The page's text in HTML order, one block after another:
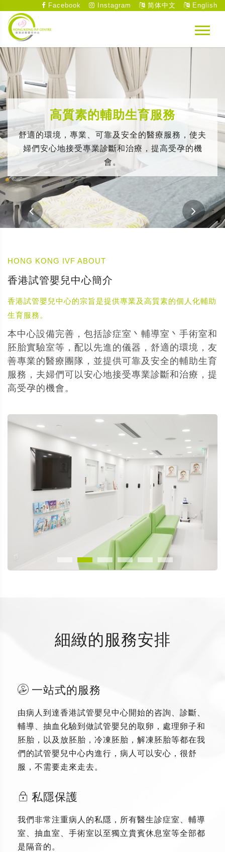
Facebook Instagram 简体中文 English
高質素的輔助生育服務
舒適的環境，專業、可靠及安全的醫療服務，使夫
婦們安心地接受專業診斷和治療，提高受孕的機
會。
HONG KONG IVF ABOUT
香港試管嬰兒中心簡介
香港試管嬰兒中心的宗旨是提供專業及高質素的個人化輔助
生育服務。
本中心設備完善，包括診症室丶輔導室丶手術室和
胚胎實驗室等，配以先進的儀器，舒適的環境，友
善專業的醫療團隊，並提供可靠及安全的輔助生育
服務，夫婦們可以安心地接受專業診斷和治療，提
高受孕的機會。
細緻的服務安排
一站式的服務
由病人到達香港試管嬰兒中心開始的咨詢、診斷、
輔導、抽血化驗到做試管嬰兒的取卵，處理卵子和
胚胎，以及放胚胎，冷凍胚胎，解凍胚胎等都在我
們的試管嬰兒中心内進行，病人可以安心，很舒
服，不需要走來走去。
私隱保護
我們非常注重病人的私隱，所有醫生診症室、輔導
室、抽血室、手術室以至獨立貴賓休息室等全部都
是隔音的。